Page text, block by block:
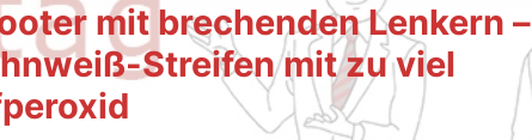
mit brechenden Lenkern –
Streifen mit zu viel